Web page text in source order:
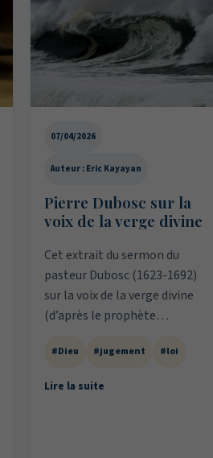
07/04/2026
Auteur : Eric Kayayan
Pierre Dubosc sur la
voix de la verge divine
Cet extrait du sermon du
pasteur Dubosc (1623-1692)
sur la voix de la verge divine
(d’après le prophète…
#Dieu #jugement #loi
Lire la suite